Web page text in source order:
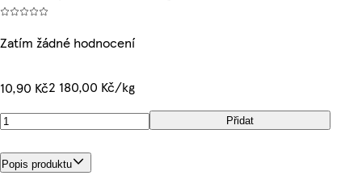
Zatím žádné hodnocení
10,90 Kč2 180,00 Kč/kg
Přidat
Popis produktu